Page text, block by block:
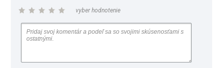
vyber hodnotenie